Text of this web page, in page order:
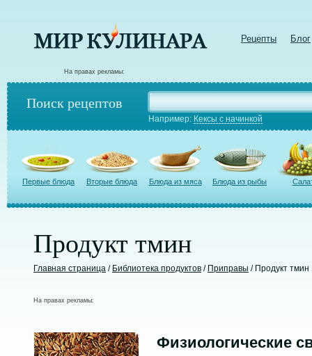
Рецепты Блог
На правах рекламы:
Поиск рецептов
Например: Кексы с начинкой
Первые блюда Вторые блюда Блюда из мяса Блюда из рыбы
Продукт тмин
Главная страница / Библиотека продуктов / Приправы / Продукт тмин
На правах рекламы:
Физиологические